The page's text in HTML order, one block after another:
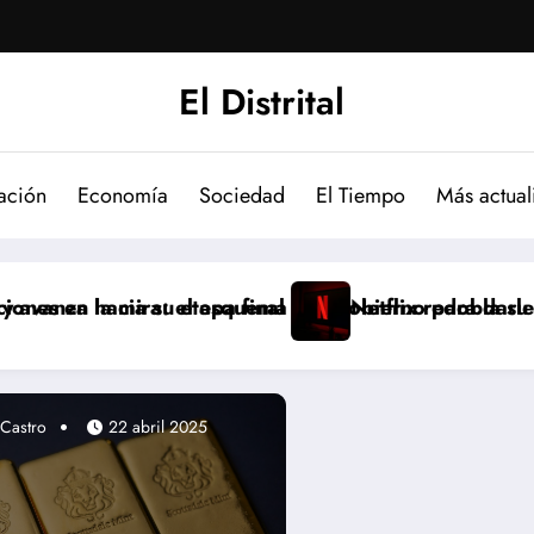
El Distrital
Economía Sociedad El Tiempo Más
para darle aire al campo y su impacto de
redobla su apuesta por Argentina: nueva sede
22 abril 2025